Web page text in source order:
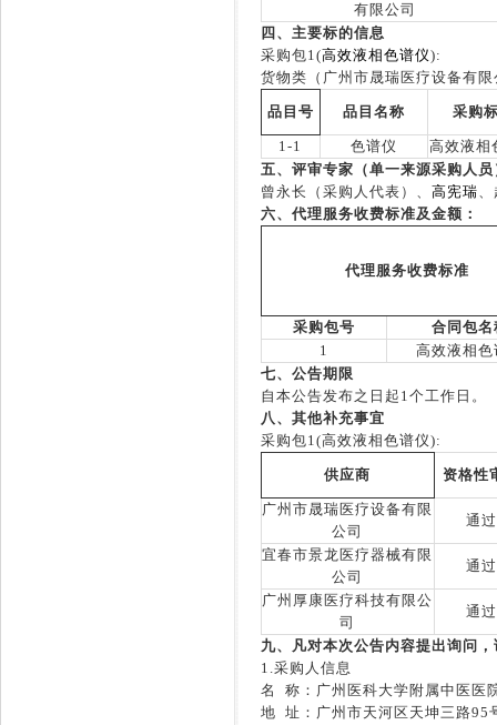
有限公司
四、主要标的信息
采购包1(高效液相色谱仪):
货物类（广州市晟瑞医疗设备有
品目号 品目名称 采购
1-1 色谱仪
高效液相
五、评审专家（单一来源采购人
曾永长（采购人代表）、 高宪瑞
六、代理服务收费标准及金额：
代理服务收费标准
采购包号
合同包名
1
高效液相色
七、公告期限
自本公告发布之日起 1个工作日。
八、其他补充事宜
采购包1(高效液相色谱仪):
供应商 资格性
广州市晟瑞医疗设备有限
公司
通过
宜春市景龙医疗器械有限
公司
通过
广州厚康医疗科技有限公
司
通过
九、凡对本次公告内容提出询问
1.采购人信息
名
称：广州医科大学附属中医医
地 址：广州市天河区天坤三路95